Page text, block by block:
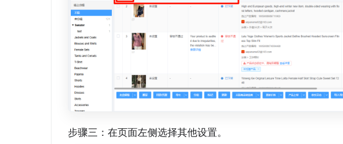
步骤三：在页面左侧选择其他设置。